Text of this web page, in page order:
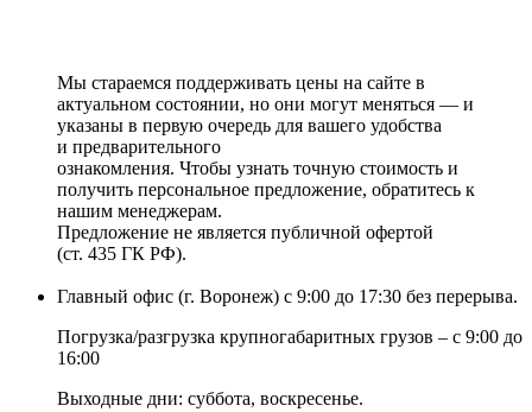
Мы стараемся поддерживать цены на сайте в
актуальном состоянии, но они могут меняться — и
указаны в первую очередь для вашего удобства
и предварительного
ознакомления. Чтобы узнать точную стоимость и
получить персональное предложение, обратитесь к
нашим менеджерам.
Предложение не является публичной офертой
(ст. 435 ГК РФ).
Главный офис (г. Воронеж) с 9:00 до 17:30 без перерыва.
Погрузка/разгрузка крупногабаритных грузов – с 9:00 до
16:00
Выходные дни: суббота, воскресенье.